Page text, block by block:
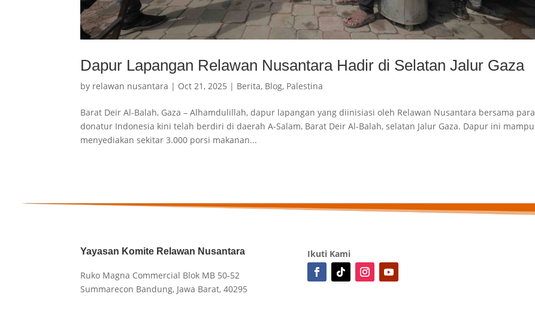
Dapur Lapangan Relawan Nusantara Hadir di Selatan Jalur Gaza
by relawan nusantara | Oct 21, 2025 | Berita, Blog, Palestina
Barat Deir Al-Balah, Gaza – Alhamdulillah, dapur lapangan yang diinisiasi oleh Relawan Nusantara bersama para
donatur Indonesia kini telah berdiri di daerah A-Salam, Barat Deir Al-Balah, selatan Jalur Gaza. Dapur ini mampu
menyediakan sekitar 3.000 porsi makanan...
Yayasan Komite Relawan Nusantara
Ruko Magna Commercial Blok MB 50-52
Summarecon Bandung, Jawa Barat, 40295
Ikuti Kami